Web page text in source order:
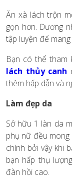
Ăn xà lách trộn
gọn hơn. Đương
tập luyện để
Bạn có thể tham
lách thủy canh
thêm hấp dẫn và
Làm đẹp da
Sở hữu 1 làn da
phụ nữ đều mong
chính bởi vậy khi
bạn hấp thụ
đàn hồi cao.